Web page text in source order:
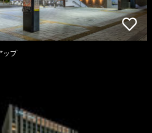
ップ